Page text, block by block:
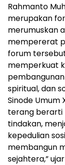
Rahmanto
merupakan
merumuskan
mempererat
forum
memperkuat
spiritual, dan
Sinode Umum
terang berarti
tindakan,
kepedulian
membangun
sejahtera,”